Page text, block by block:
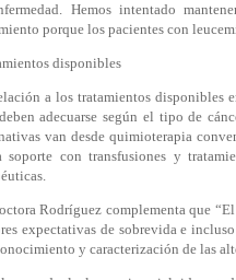
. Hemos intentado
porque los pacientes con
disponibles
a los tratamientos disponibles
adecuarse según el tipo de
van desde quimioterapia
soporte con transfusiones y
Rodríguez complementa que
expectativas de sobrevida e
y caracterización de las